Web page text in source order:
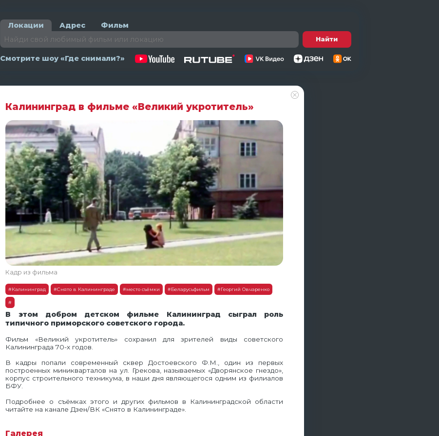
Локации Адрес Фильм
Найти
Смотрите шоу «Где снимали?»
Калининград в фильме «Великий укротитель»
Кадр из фильма
#Калининград #Снято в Калининграде #место съёмки #Беларусьфильм #Георгий Овчаренко
#
В этом добром детском фильме Калининград сыграл роль
типичного приморского советского города.
Фильм «Великий укротитель» сохранил для зрителей виды советского
Калининграда 70-х годов.
В кадры попали современный сквер Достоевского Ф.М., один из первых
построенных миникварталов на ул. Грекова, называемых «Дворянское гнездо»,
корпус строительного техникума, в наши дня являющегося одним из филиалов
БФУ.
Подробнее о съёмках этого и других фильмов в Калининградской области
читайте на канале Дзен/ВК «Снято в Калининграде».
Галерея